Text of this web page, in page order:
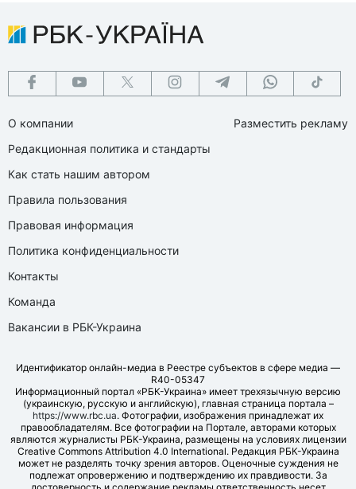
О компании
Редакционная политика и стандарты
Как стать нашим автором
Правила пользования
Правовая информация
Политика конфиденциальности
Контакты
Команда
Вакансии в РБК-Украина
Разместить рекламу
Идентификатор онлайн-медиа в Реестре субъектов в сфере медиа —
R40-05347
Информационный портал «РБК-Украина» имеет трехязычную версию
(украинскую, русскую и английскую), главная страница портала –
https://www.rbc.ua. Фотографии, изображения принадлежат их
правообладателям. Все фотографии на Портале, авторами которых
являются журналисты РБК-Украина, размещены на условиях лицензии
Creative Commons Attribution 4.0 International. Редакция РБК-Украина
может не разделять точку зрения авторов. Оценочные суждения не
подлежат опровержению и подтверждению их правдивости. За